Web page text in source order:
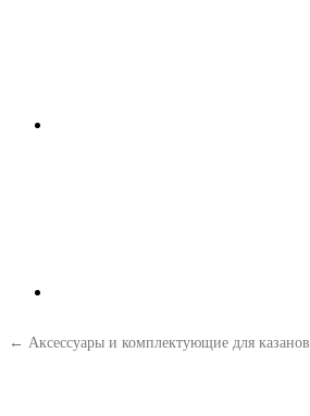
← Аксессуары и комплектующие для казанов